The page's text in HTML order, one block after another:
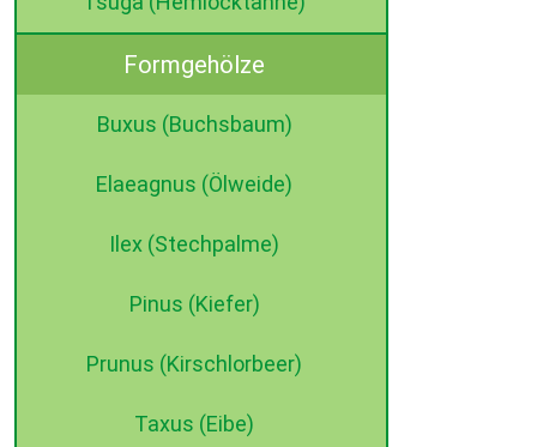
Formgehölze
Buxus (Buchsbaum)
Elaeagnus (Ölweide)
Ilex (Stechpalme)
Pinus (Kiefer)
Prunus (Kirschlorbeer)
Taxus (Eibe)